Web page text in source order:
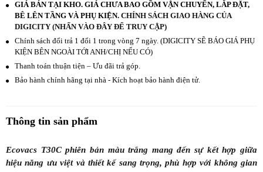
GIÁ BÁN TẠI KHO. GIÁ CHƯA BAO GỒM VẬN CHUYỂN, LẮP ĐẶT,
BÊ LÊN TẦNG VÀ PHỤ KIỆN. CHÍNH SÁCH GIAO HÀNG CỦA
DIGICITY (NHẤN VÀO ĐÂY ĐỂ TRUY CẬP)
Chính sách đổi trả 1 đổi 1 trong vòng 7 ngày. (DIGICITY SẼ BÁO GIÁ PHỤ
KIỆN BÊN NGOÀI TỚI ANH/CHỊ NẾU CÓ)
Thanh toán thuận tiện – Ưu đãi trả góp.
Bảo hành chính hãng tại nhà - Kích hoạt bảo hành điện tử.
Thông tin sản phẩm
Ecovacs T30C phiên bản màu trắng mang đến sự kết hợp giữa
hiệu năng ưu việt và thiết kế sang trọng, phù hợp với không gian